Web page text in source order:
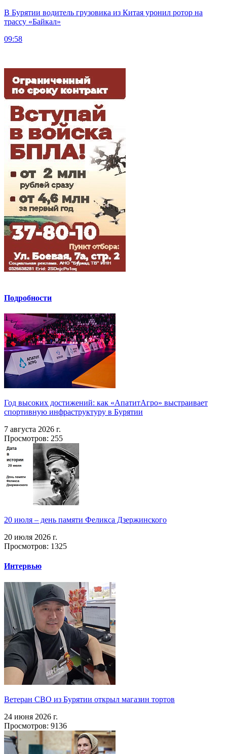
В Бурятии водитель грузовика из Китая уронил ротор на
трассу «Байкал»
09:58
Подробности
Год высоких достижений: как «АпатитАгро» выстраивает
спортивную инфраструктуру в Бурятии
7 августа 2026 г.
Просмотров: 255
20 июля – день памяти Феликса Дзержинского
20 июля 2026 г.
Просмотров: 1325
Интервью
Ветеран СВО из Бурятии открыл магазин тортов
24 июня 2026 г.
Просмотров: 9136